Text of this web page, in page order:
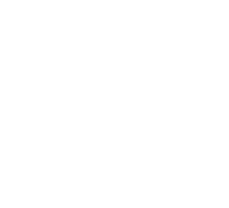
2023 (Cine y